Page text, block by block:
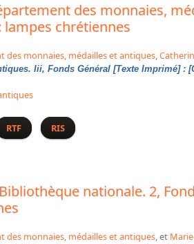
des monnaies,
chrétiennes
monnaies, médailles et antiques,
Iii, Fonds Général [Texte Imprimé] :
du Département des monnaies,
RTF RIS
nationale. 2,
monnaies, médailles et antiques, et